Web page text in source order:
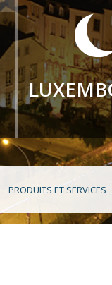
PRODUITS ET SERVICES